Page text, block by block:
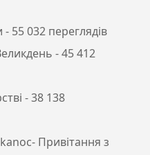
- 55 032 переглядів
- 45 412
- 38 138
Привітання з